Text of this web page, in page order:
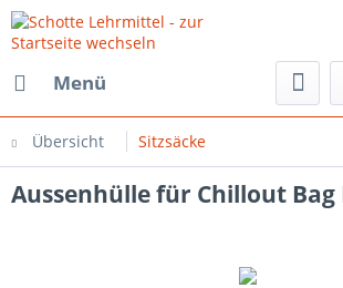
Menü
Übersicht Sitzsäcke
Aussenhülle für Chillout Bag